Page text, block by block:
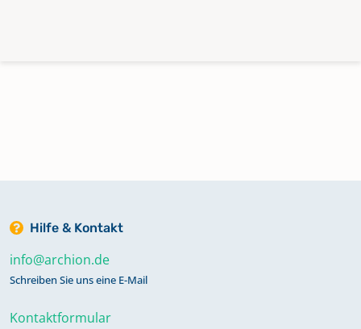
Hilfe & Kontakt
info@archion.de
Schreiben Sie uns eine E-Mail
Kontaktformular